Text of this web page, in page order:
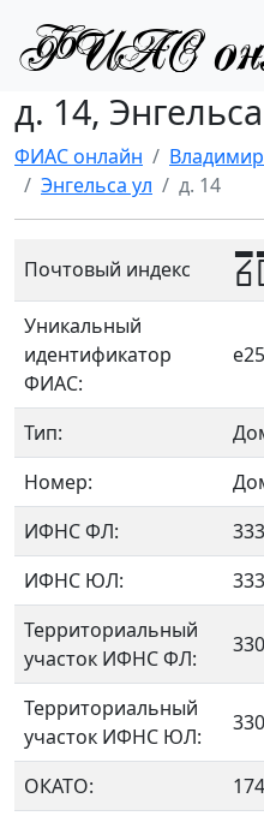
д. 14,
ФИАС онлайн
Энгельса ул
д. 14
Почтовый индекс
Уникальный
идентификатор
ФИАС:
Тип:
Номер:
ИФНС ФЛ:
ИФНС ЮЛ:
Территориальный
участок ИФНС ФЛ:
Территориальный
участок ИФНС ЮЛ:
ОКАТО: